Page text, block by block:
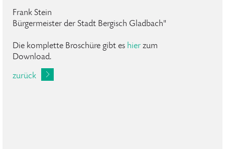
Frank Stein
Bürgermeister der Stadt Bergisch Gladbach"
Die komplette Broschüre gibt es hier zum
Download.
zurück